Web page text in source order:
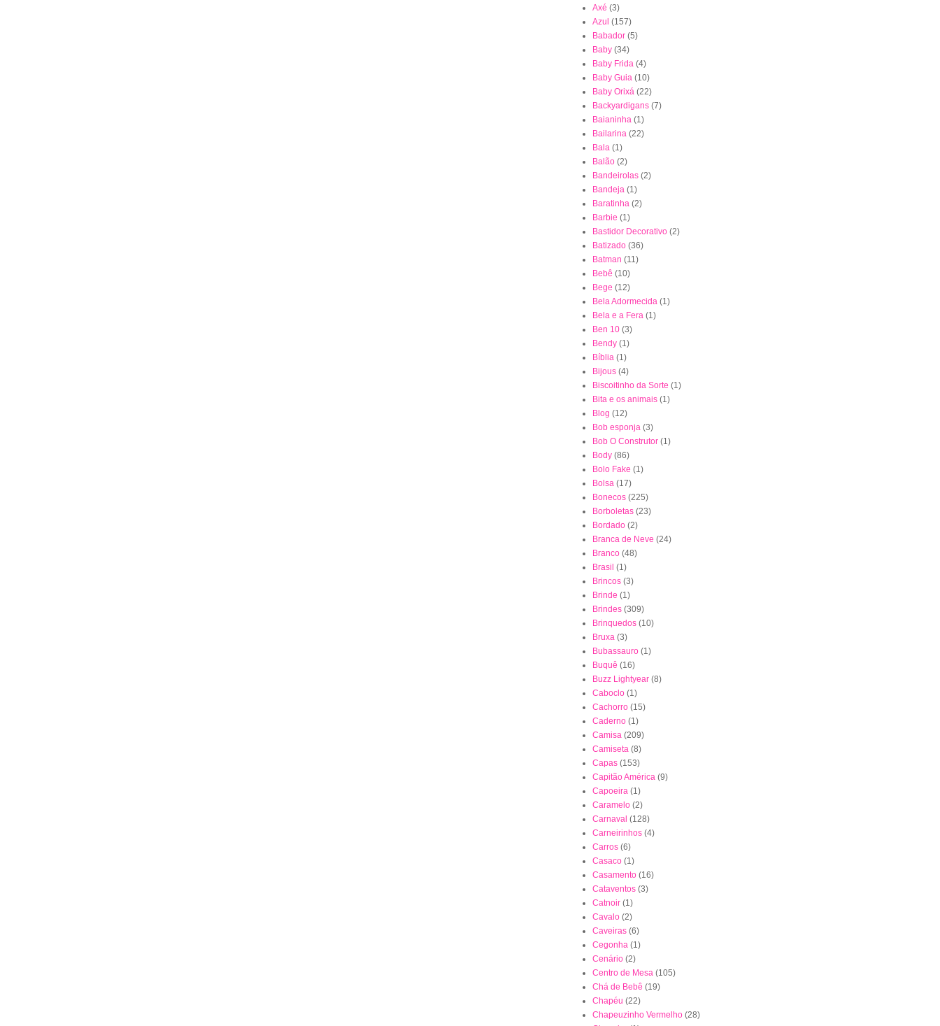
Axé (3)
Azul (157)
Babador (5)
Baby (34)
Baby Frida (4)
Baby Guia (10)
Baby Orixá (22)
Backyardigans (7)
Baianinha (1)
Bailarina (22)
Bala (1)
Balão (2)
Bandeirolas (2)
Bandeja (1)
Baratinha (2)
Barbie (1)
Bastidor Decorativo (2)
Batizado (36)
Batman (11)
Bebê (10)
Bege (12)
Bela Adormecida (1)
Bela e a Fera (1)
Ben 10 (3)
Bendy (1)
Bíblia (1)
Bijous (4)
Biscoitinho da Sorte (1)
Bita e os animais (1)
Blog (12)
Bob esponja (3)
Bob O Construtor (1)
Body (86)
Bolo Fake (1)
Bolsa (17)
Bonecos (225)
Borboletas (23)
Bordado (2)
Branca de Neve (24)
Branco (48)
Brasil (1)
Brincos (3)
Brinde (1)
Brindes (309)
Brinquedos (10)
Bruxa (3)
Bubassauro (1)
Buquê (16)
Buzz Lightyear (8)
Caboclo (1)
Cachorro (15)
Caderno (1)
Camisa (209)
Camiseta (8)
Capas (153)
Capitão América (9)
Capoeira (1)
Caramelo (2)
Carnaval (128)
Carneirinhos (4)
Carros (6)
Casaco (1)
Casamento (16)
Cataventos (3)
Catnoir (1)
Cavalo (2)
Caveiras (6)
Cegonha (1)
Cenário (2)
Centro de Mesa (105)
Chá de Bebê (19)
Chapéu (22)
Chapeuzinho Vermelho (28)